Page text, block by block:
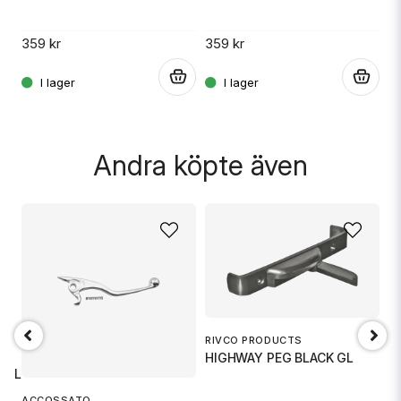
Skicka fråga
359 kr 359 kr
Andra köpte även
LEVER T
RIVCO PRODUCTS
HIGHWAY PEG BLACK GL